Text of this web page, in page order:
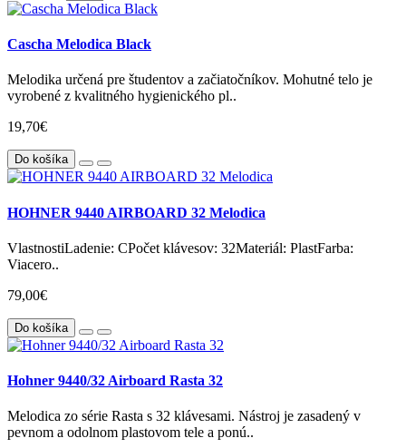
Cascha Melodica Black
Melodika určená pre študentov a začiatočníkov. Mohutné telo je
vyrobené z kvalitného hygienického pl..
19,70€
Do košíka
HOHNER 9440 AIRBOARD 32 Melodica
VlastnostiLadenie: CPočet klávesov: 32Materiál: PlastFarba:
Viacero..
79,00€
Do košíka
Hohner 9440/32 Airboard Rasta 32
Melodica zo série Rasta s 32 klávesami. Nástroj je zasadený v
pevnom a odolnom plastovom tele a ponú..